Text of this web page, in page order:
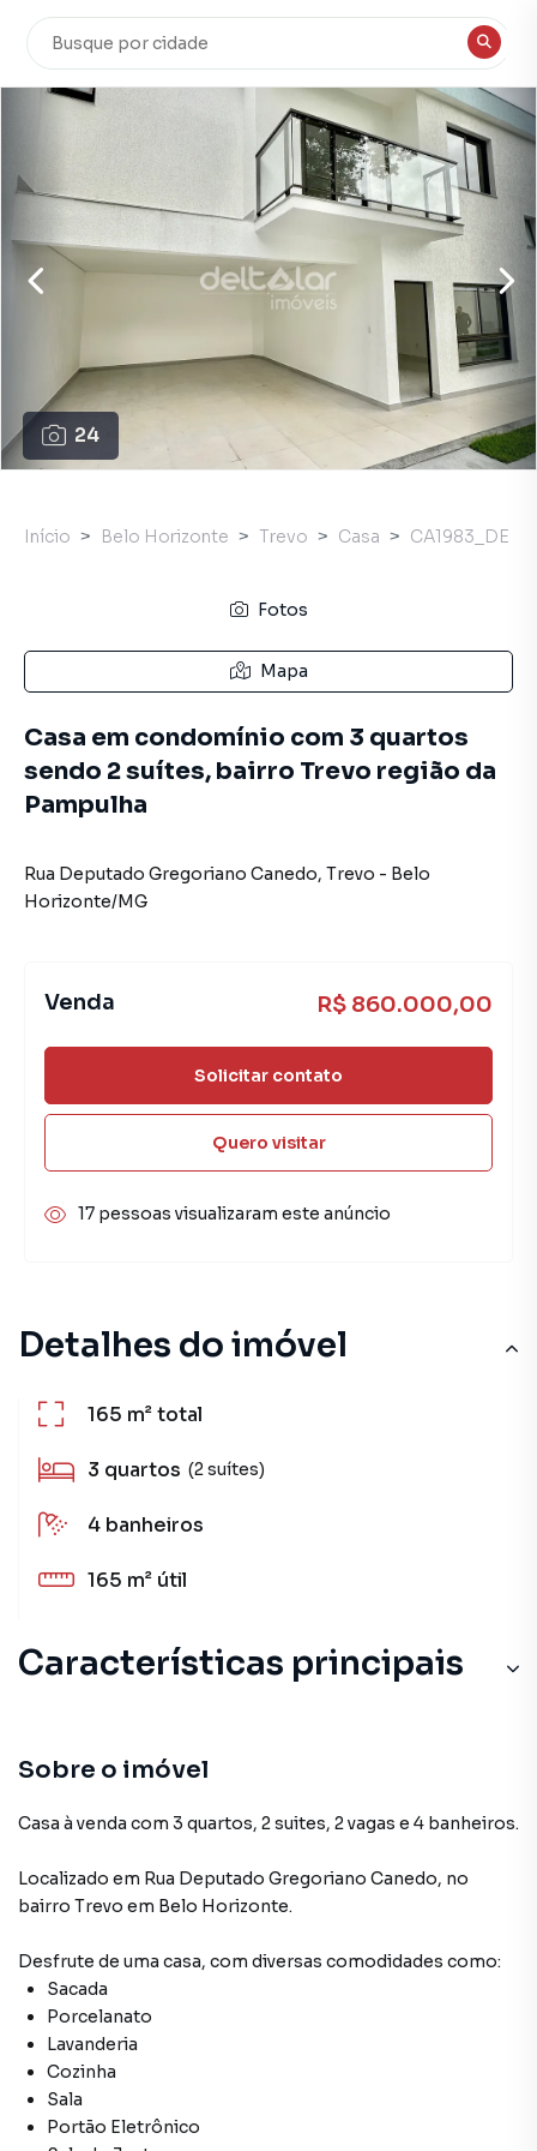
24
Detalhes do imóvel
165 m²total
3 quartos (2 suítes)
4 banheiros
165 m² útil
Características principais
Sala
Sacada
Porcelanato
Sobre o imóvel
Casa à venda com 3 quartos, 2 suites, 2 vagas e 4 banheiros.
Localizado em Rua Deputado Gregoriano Canedo, no
bairro Trevo em Belo Horizonte.
Desfrute de uma casa, com diversas comodidades como:
Sacada
Porcelanato
Lavanderia
Cozinha
Sala
Portão Eletrônico
Início Belo Horizonte Trevo Casa CA1983_DE
Fotos
Mapa
Casa em condomínio com 3 quartos
sendo 2 suítes, bairro Trevo região da
Pampulha
Rua Deputado Gregoriano Canedo, Trevo - Belo
Horizonte/MG
Venda R$ 860.000,00
Solicitar contato
Quero visitar
17 pessoas visualizaram este anúncio